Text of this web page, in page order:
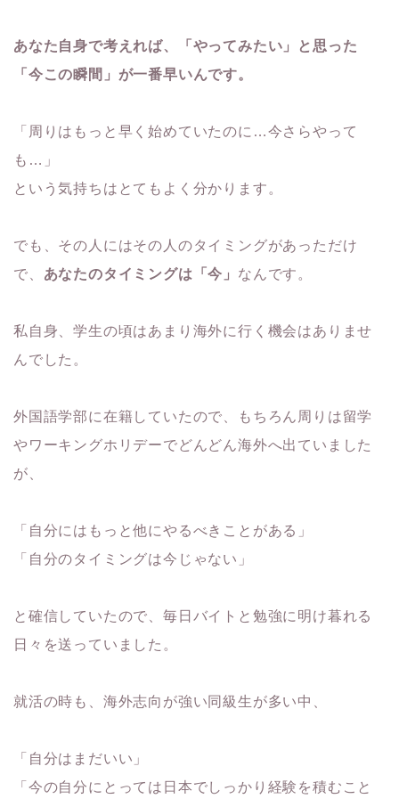
あなた自身で考えれば、「やってみたい」と思った
「今この瞬間」が一番早いんです。
「周りはもっと早く始めていたのに…今さらやって
も…」
という気持ちはとてもよく分かります。
でも、その人にはその人のタイミングがあっただけ
で、 あなたのタイミングは「今」 なんです。
私自身、学生の頃はあまり海外に行く機会はありませ
んでした。
外国語学部に在籍していたので、もちろん周りは留学
やワーキングホリデーでどんどん海外へ出ていました
が、
「自分にはもっと他にやるべきことがある」
「自分のタイミングは今じゃない」
と確信していたので、毎日バイトと勉強に明け暮れる
日々を送っていました。
就活の時も、海外志向が強い同級生が多い中、
「自分はまだいい」
「今の自分にとっては日本でしっかり経験を積むこと